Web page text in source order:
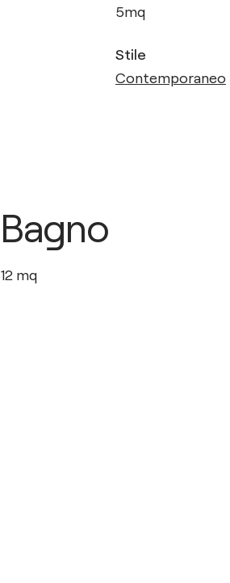
5mq
Stile
Contemporaneo
Bagno
12 mq